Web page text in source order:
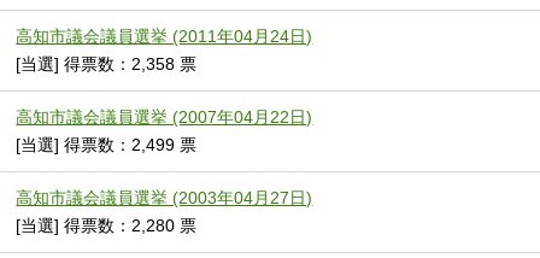
高知市議会議員選挙 (2011年04月24日)
[当選] 得票数：2,358 票
高知市議会議員選挙 (2007年04月22日)
[当選] 得票数：2,499 票
高知市議会議員選挙 (2003年04月27日)
[当選] 得票数：2,280 票